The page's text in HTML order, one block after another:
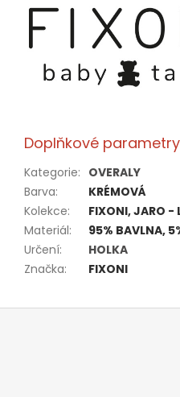
Doplňkové parametry
Kategorie: OVERALY
Barva:
KRÉMOVÁ
Kolekce:
FIXONI, JARO -
Materiál:
95% BAVLNA,
Určení:
HOLKA
Značka: FIXONI
Z